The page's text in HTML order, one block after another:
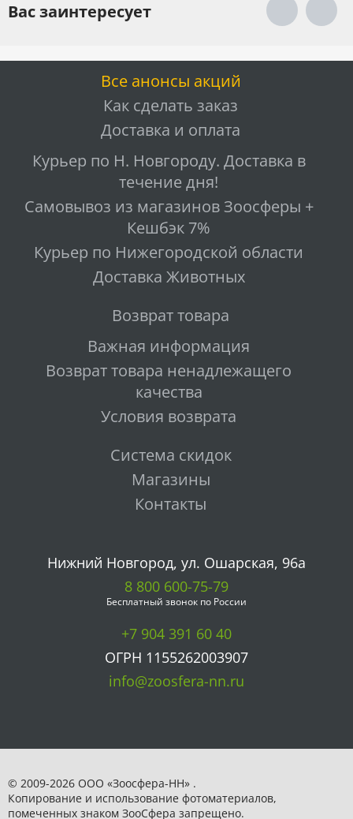
Вас заинтересует
Все анонсы акций
Как сделать заказ
Доставка и оплата
Курьер по Н. Новгороду. Доставка в
течение дня!
Самовывоз из магазинов Зоосферы +
Кешбэк 7%
Курьер по Нижегородской области
Доставка Животных
Возврат товара
Важная информация
Возврат товара ненадлежащего
качества
Условия возврата
Система скидок
Магазины
Контакты
Нижний Новгород, ул. Ошарская, 96а
8 800 600-75-79
Бесплатный звонок по России
+7 904 391 60 40
ОГРН 1155262003907
info@zoosfera-nn.ru
© 2009-2026 ООО «Зоосфера-НН» .
Копирование и использование фотоматериалов,
помеченных знаком ЗooСфера запрещено.